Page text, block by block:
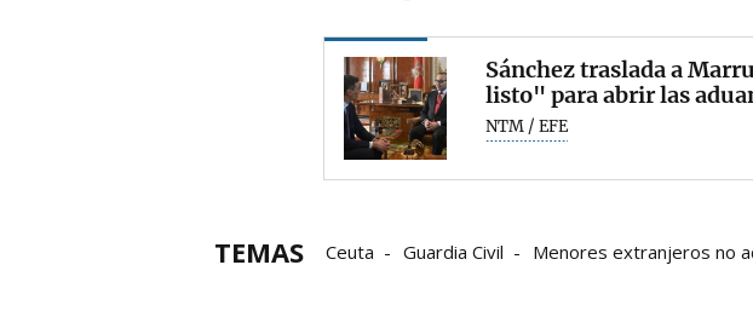
Sánchez traslada a
listo" para abrir las
NTM / EFE
TEMAS Ceuta Guardia Civil Menores extranjeros no